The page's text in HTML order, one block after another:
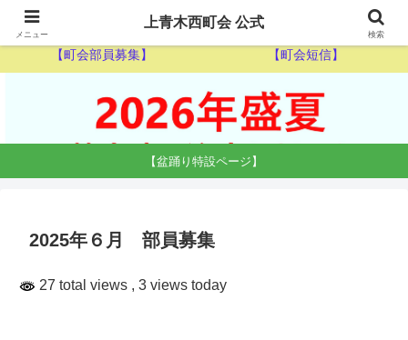
【ゴミ収集カレンダー】 【休日当番医】
【町会部員募集】 【町会短信】
【盆踊り特設ページ】
2025年６月 部員募集
27 total views , 3 views today
メニュー
上青木西町会 公式
検索